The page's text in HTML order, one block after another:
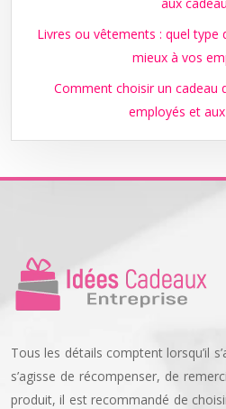
Livres ou vêtements : quel type
mieux à vos
Comment choisir un cadeau
employés et
Tous les détails comptent lorsqu’il
s’agisse de récompenser, de
produit, il est recommandé de